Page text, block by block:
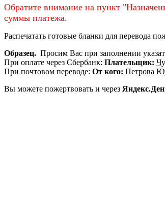
Обратите внимание на пункт
суммы платежа.
Распечатать готовые бланки для перевода
Образец. Просим Вас при заполнении
При оплате через Сбербанк: Плательщик:
При почтовом переводе: От кого: Петрова
Вы можете пожертвовать и через